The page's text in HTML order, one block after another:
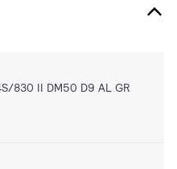
830 II DM50 D9 AL GR